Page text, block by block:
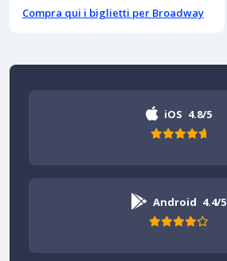
Compra qui i biglietti per Broadway
iOS 4.8/5
Android 4.4/5